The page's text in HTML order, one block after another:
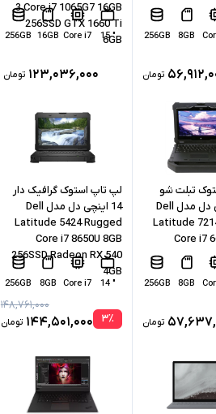
8GB
256GB
تومان
3 Core i7 1065G7 16GB
256SSD GTX 1660 Ti
6GB
" 15
Core i7
16GB
256GB
۱۲۳,۰۳۶,۰۰۰ تومان
تبلت شو
11.6 اینچی دل مدل Dell
Latitude
Core i7
8GB
256GB
تومان
لپ تاپ استوک گرافیک دار
14 اینچی دل مدل Dell
Latitude 5424 Rugged
Core i7 8650U 8GB
256SSD Radeon RX 540
4GB
" 14
Core i7
8GB
256GB
۳٪
۱۴۸,۷۶۱,۰۰۰
۱۴۴,۵۰۱,۰۰۰ تومان